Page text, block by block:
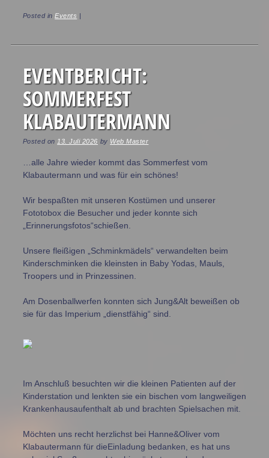
Posted inEvents |
EVENTBERICHT:
SOMMERFEST
KLABAUTERMANN
Posted on 13. Juli 2026 by Web Master
…alle Jahre wieder kommt das Sommerfest vom
Klabautermann und was für ein schönes!
Wir bespaßten mit unseren Kostümen und unserer
Fototobox die Besucher und jeder konnte sich
„Erinnerungsfotos“schießen.
Unsere fleißigen „Schminkmädels“ verwandelten beim
Kinderschminken die kleinsten in Baby Yodas, Mauls,
Troopers und in Prinzessinen.
Am Dosenballwerfen konnten sich Jung&Alt beweißen ob
sie für das Imperium „dienstfähig“ sind.
Im Anschluß besuchten wir die kleinen Patienten auf der
Kinderstation und lenkten sie ein bischen vom langweiligen
Krankenhausaufenthalt ab und brachten Spielsachen mit.
Möchten uns recht herzlichst bei Hanne&Oliver vom
Klabautermann für dieEinladung bedanken, es hat uns